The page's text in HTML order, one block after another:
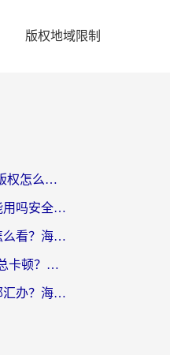
版权地域限制
‘蜻蜓所在地区暂时无版权怎么办’？海外党看国内内容、办国内事的实用指南
搜狐视频会员在国外能用吗安全吗？留学生亲测有效的回国观影解决方案
相思蛊国外地区限制怎么看？海外党追剧听歌的终极解决方案
海外党看国外电视app总卡顿？选对回国加速器，追剧购物两不误
马来西亚怎么打不开鄂汇办？海外华人必备的回国加速指南，解决追剧、办事、阅读难题